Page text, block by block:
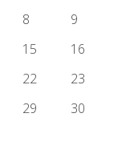
8
9
15
16
22
23
29
30